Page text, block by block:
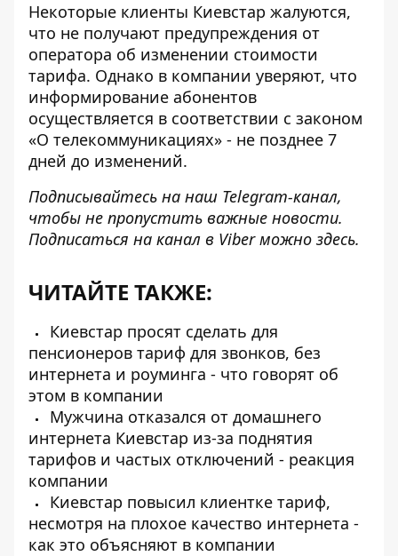
Некоторые клиенты Киевстар жалуются,
что не получают предупреждения от
оператора об изменении стоимости
тарифа. Однако в компании уверяют, что
информирование абонентов
осуществляется в соответствии с законом
«О телекоммуникациях» - не позднее 7
дней до изменений.
Подписывайтесь на наш Telegram-канал,
чтобы не пропустить важные новости.
Подписаться на канал в Viber можно здесь.
ЧИТАЙТЕ ТАКЖЕ:
Киевстар просят сделать для
пенсионеров тариф для звонков, без
интернета и роуминга - что говорят об
этом в компании
Мужчина отказался от домашнего
интернета Киевстар из-за поднятия
тарифов и частых отключений - реакция
компании
Киевстар повысил клиентке тариф,
несмотря на плохое качество интернета -
как это объясняют в компании